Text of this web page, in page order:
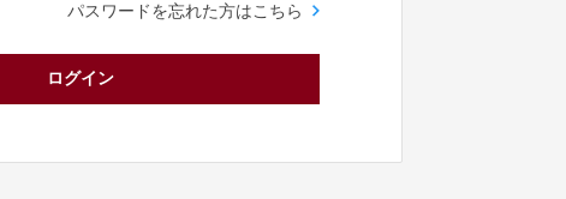
パスワードを忘れた方はこちら
ログイン